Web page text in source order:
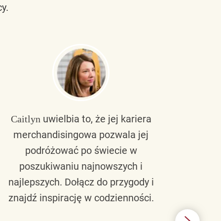
Caitlynuwielbia to, że jej kariera
merchandisingowa pozwala jej
podróżować po świecie w
poszukiwaniu najnowszych i
najlepszych. Dołącz do przygody i
znajdź inspirację w codzienności.